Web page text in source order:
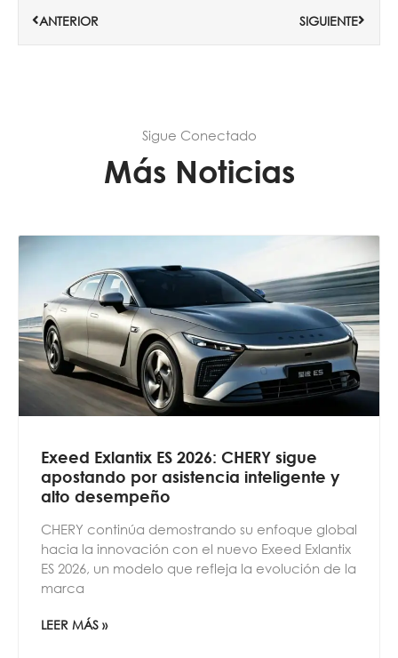
ANTERIOR SIGUIENTE
Sigue Conectado
Más Noticias
Exeed Exlantix ES 2026: CHERY sigue
apostando por asistencia inteligente y
alto desempeño
CHERY continúa demostrando su enfoque global
hacia la innovación con el nuevo Exeed Exlantix
ES 2026, un modelo que refleja la evolución de la
marca
LEER MÁS »